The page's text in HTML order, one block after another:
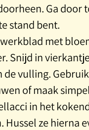
Ga door
stand bent.
met
Snijd in
de vulling. Gebruik
of maak
in het
Hussel ze hierna